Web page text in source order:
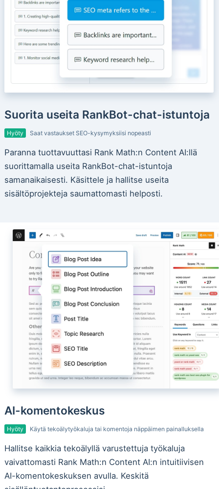
Suorita useita RankBot-chat-istuntoja
Hyöty Saat vastaukset SEO-kysymyksiisi nopeasti
Paranna tuottavuuttasi Rank Math:n Content AI:llä
suorittamalla useita RankBot-chat-istuntoja
samanaikaisesti. Käsittele ja hallitse useita
sisältöprojekteja saumattomasti helposti.
AI-komentokeskus
Hyöty Käytä tekoälytyökaluja tai komentoja näppäimen painalluksella
Hallitse kaikkia tekoälyllä varustettuja työkaluja
vaivattomasti Rank Math:n Content AI:n intuitiivisen
AI-komentokeskuksen avulla. Keskitä